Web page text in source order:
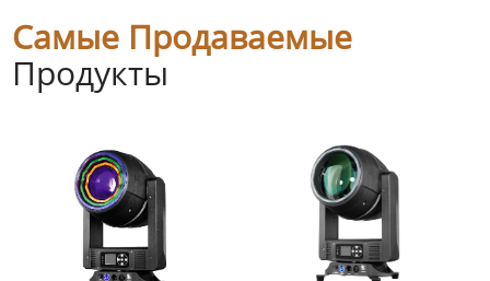
Самые Продаваемые
Продукты